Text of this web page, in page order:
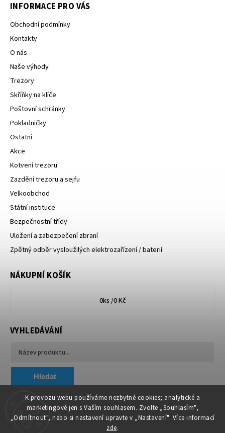
K provozu webu používáme nezbytné cookies; analytické a
marketingové jen s Vaším souhlasem. Zvolte „Souhlasím",
„Odmítnout", nebo si nastavení upravte v „Nastavení". Více informací
zde.
INFORMACE PRO VÁS
Obchodní podmínky
Kontakty
O nás
Naše výhody
Trezory
Skříňky na klíče
Poštovní schránky
Pokladničky
Ostatní
Akce
Kotvení trezoru
Zazdění trezoru a sejfu
Velkoobchod
Státní instituce
Bezpečnostní třídy
Uložení a zabezpečení zbraní
Zpětný odběr vysloužilých elektrozařízení / baterií
NÁKUPNÍ KOŠÍK
0ks /0 Kč
VYHLEDÁVÁNÍ
Hledat
Chytit a koupit VA & MA, s.r.o.